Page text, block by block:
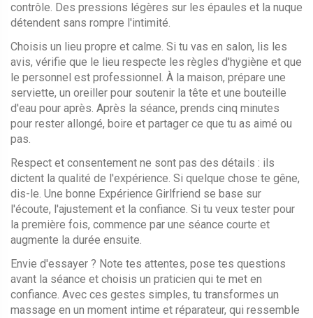
contrôle. Des pressions légères sur les épaules et la nuque
détendent sans rompre l'intimité.
Choisis un lieu propre et calme. Si tu vas en salon, lis les
avis, vérifie que le lieu respecte les règles d'hygiène et que
le personnel est professionnel. À la maison, prépare une
serviette, un oreiller pour soutenir la tête et une bouteille
d'eau pour après. Après la séance, prends cinq minutes
pour rester allongé, boire et partager ce que tu as aimé ou
pas.
Respect et consentement ne sont pas des détails : ils
dictent la qualité de l'expérience. Si quelque chose te gêne,
dis-le. Une bonne Expérience Girlfriend se base sur
l'écoute, l'ajustement et la confiance. Si tu veux tester pour
la première fois, commence par une séance courte et
augmente la durée ensuite.
Envie d'essayer ? Note tes attentes, pose tes questions
avant la séance et choisis un praticien qui te met en
confiance. Avec ces gestes simples, tu transformes un
massage en un moment intime et réparateur, qui ressemble